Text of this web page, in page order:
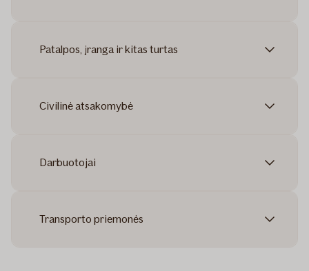
Patalpos, įranga ir kitas turtas
Civilinė atsakomybė
Darbuotojai
Transporto priemonės